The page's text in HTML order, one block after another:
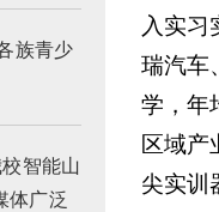
族青少
智能山
体广泛
入实
瑞汽车
学，年
区域
尖实训